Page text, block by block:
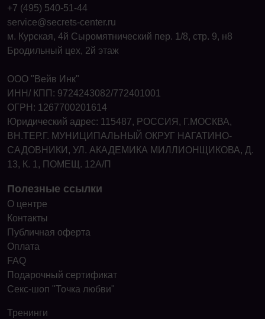
+7 (495) 540-51-44
service@secrets-center.ru
м. Курская, 4й Сыромятнический пер. 1/8, стр. 9, н8
Бродильный цех, 2й этаж
ООО "Вейв Инк"
ИНН/ КПП: 9724243082/772401001
ОГРН: 1267700201614
Юридический адрес: 115487, РОССИЯ, Г.МОСКВА,
ВН.ТЕР.Г. МУНИЦИПАЛЬНЫЙ ОКРУГ НАГАТИНО-
САДОВНИКИ, УЛ. АКАДЕМИКА МИЛЛИОНЩИКОВА, Д.
13, К. 1, ПОМЕЩ. 12А/П
Полезные ссылки
О центре
Контакты
Публичная оферта
Оплата
FAQ
Подарочный сертификат
Секс-шоп "Точка любви"
Тренинги